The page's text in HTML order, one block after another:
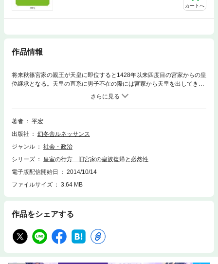
カートへ
作品情報
将来秋篠宮家の親王が天皇に即位すると1428年以来四度目の宮家からの皇
位継承となる。天皇の直系に男子不在の際には宮家から天皇を出してき
た。その宮家も秋篠宮家の親王が最後の男子であり消滅の危機にある。こ
のままでは皇統断絶に繋がりかねない。世界に誇れる日本の伝統が崩れる
ばかりか平和をも揺るがすこの大問題について、すべての日本人は急ぎ論
議を尽くす必要がある。
著者
平宏
出版社
幻冬舎ルネッサンス
ジャンル
社会・政治
シリーズ
皇室の行方 旧宮家の皇族復帰と必然性
電子版配信開始日
2014/10/14
ファイルサイズ
3.64 MB
作品をシェアする